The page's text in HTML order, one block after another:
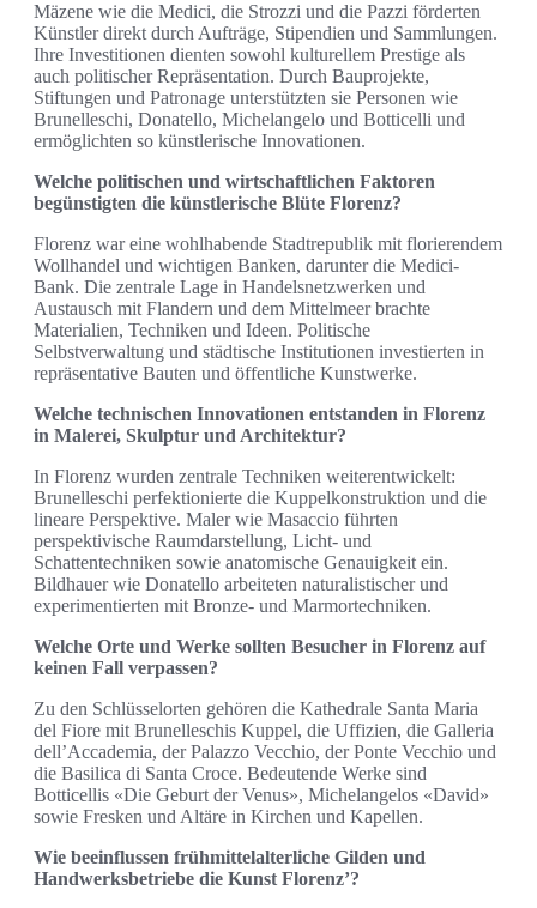
Mäzene wie die Medici, die Strozzi und die Pazzi förderten
Künstler direkt durch Aufträge, Stipendien und Sammlungen.
Ihre Investitionen dienten sowohl kulturellem Prestige als
auch politischer Repräsentation. Durch Bauprojekte,
Stiftungen und Patronage unterstützten sie Personen wie
Brunelleschi, Donatello, Michelangelo und Botticelli und
ermöglichten so künstlerische Innovationen.
Welche politischen und wirtschaftlichen Faktoren
begünstigten die künstlerische Blüte Florenz?
Florenz war eine wohlhabende Stadtrepublik mit florierendem
Wollhandel und wichtigen Banken, darunter die Medici-
Bank. Die zentrale Lage in Handelsnetzwerken und
Austausch mit Flandern und dem Mittelmeer brachte
Materialien, Techniken und Ideen. Politische
Selbstverwaltung und städtische Institutionen investierten in
repräsentative Bauten und öffentliche Kunstwerke.
Welche technischen Innovationen entstanden in Florenz
in Malerei, Skulptur und Architektur?
In Florenz wurden zentrale Techniken weiterentwickelt:
Brunelleschi perfektionierte die Kuppelkonstruktion und die
lineare Perspektive. Maler wie Masaccio führten
perspektivische Raumdarstellung, Licht- und
Schattentechniken sowie anatomische Genauigkeit ein.
Bildhauer wie Donatello arbeiteten naturalistischer und
experimentierten mit Bronze- und Marmortechniken.
Welche Orte und Werke sollten Besucher in Florenz auf
keinen Fall verpassen?
Zu den Schlüsselorten gehören die Kathedrale Santa Maria
del Fiore mit Brunelleschis Kuppel, die Uffizien, die Galleria
dell’Accademia, der Palazzo Vecchio, der Ponte Vecchio und
die Basilica di Santa Croce. Bedeutende Werke sind
Botticellis «Die Geburt der Venus», Michelangelos «David»
sowie Fresken und Altäre in Kirchen und Kapellen.
Wie beeinflussen frühmittelalterliche Gilden und
Handwerksbetriebe die Kunst Florenz’?